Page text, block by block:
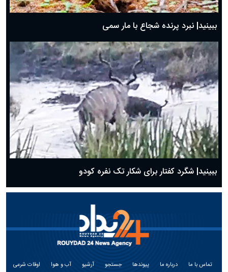
ببینید| نبرد پرنده شجاع با مار سمی
ببینید| شگرد کفتار برای شکار تک نفره کودو
تماس با ما درباره ما پیوندها جستجو آرشیو آب و هوا اوقات شرعی